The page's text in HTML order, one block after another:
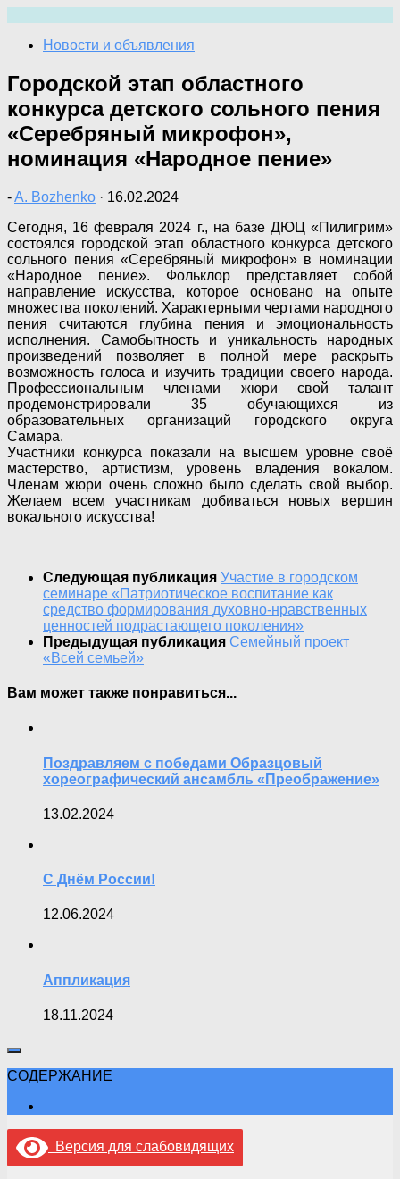
содержимому
Новости и объявления
Городской этап областного
конкурса детского сольного пения
«Серебряный микрофон»,
номинация «Народное пение»
-A. Bozhenko · 16.02.2024
Сегодня, 16 февраля 2024 г., на базе ДЮЦ «Пилигрим»
состоялся городской этап областного конкурса детского
сольного пения «Серебряный микрофон» в номинации
«Народное пение». Фольклор представляет собой
направление искусства, которое основано на опыте
множества поколений. Характерными чертами народного
пения считаются глубина пения и эмоциональность
исполнения. Самобытность и уникальность народных
произведений позволяет в полной мере раскрыть
возможность голоса и изучить традиции своего народа.
Профессиональным членами жюри свой талант
продемонстрировали 35 обучающихся из
образовательных организаций городского округа
Самара.
Участники конкурса показали на высшем уровне своё
мастерство, артистизм, уровень владения вокалом.
Членам жюри очень сложно было сделать свой выбор.
Желаем всем участникам добиваться новых вершин
вокального искусства!
Следующая публикация Участие в городском
семинаре «Патриотическое воспитание как
средство формирования духовно-нравственных
ценностей подрастающего поколения»
Предыдущая публикация Семейный проект
«Всей семьей»
Вам может также понравиться...
Поздравляем с победами Образцовый
хореографический ансамбль «Преображение»
13.02.2024
С Днём России!
12.06.2024
Аппликация
18.11.2024
СОДЕРЖАНИЕ
Версия для слабовидящих